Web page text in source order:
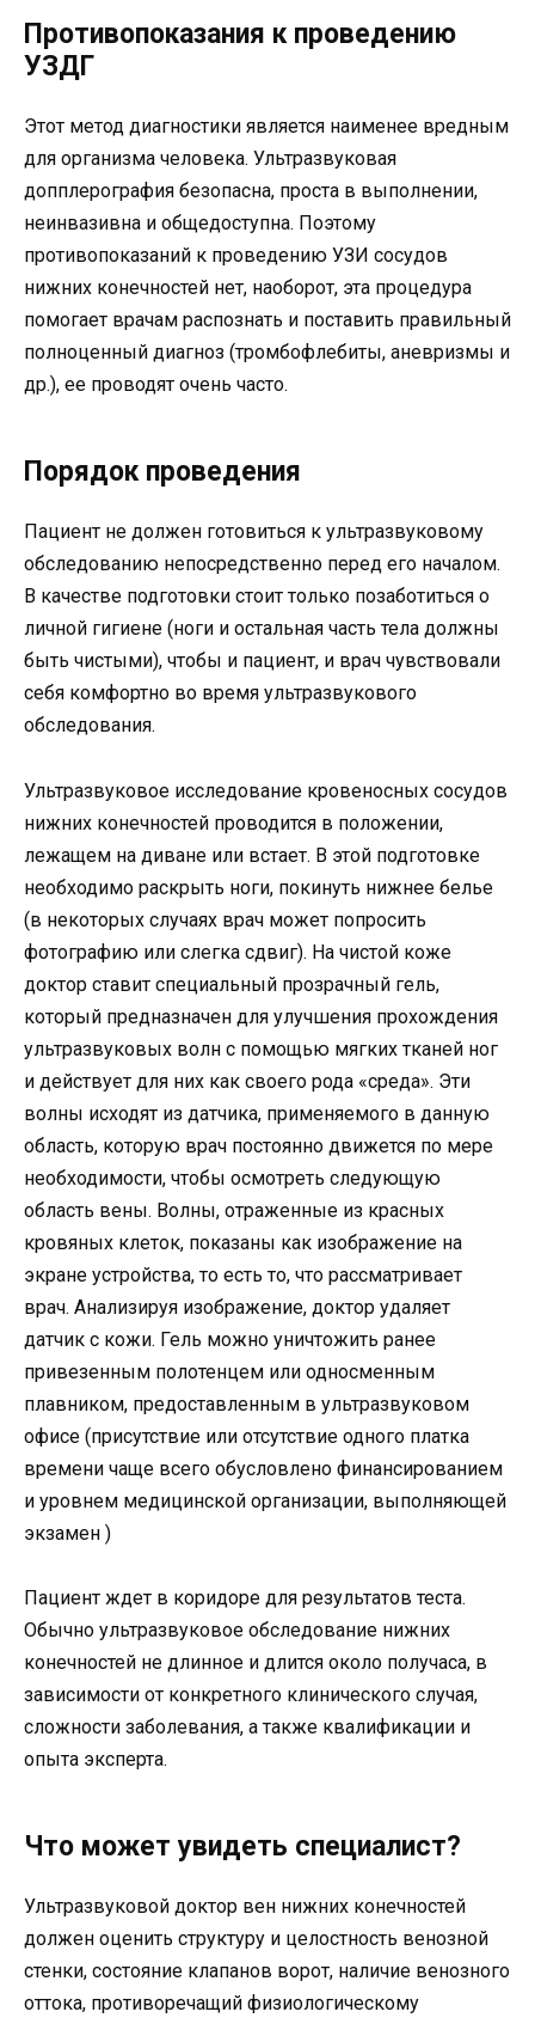
Противопоказания к проведению
УЗДГ
Этот метод диагностики является наименее вредным
для организма человека. Ультразвуковая
допплерография безопасна, проста в выполнении,
неинвазивна и общедоступна. Поэтому
противопоказаний к проведению УЗИ сосудов
нижних конечностей нет, наоборот, эта процедура
помогает врачам распознать и поставить правильный
полноценный диагноз (тромбофлебиты, аневризмы и
др.), ее проводят очень часто.
Порядок проведения
Пациент не должен готовиться к ультразвуковому
обследованию непосредственно перед его началом.
В качестве подготовки стоит только позаботиться о
личной гигиене (ноги и остальная часть тела должны
быть чистыми), чтобы и пациент, и врач чувствовали
себя комфортно во время ультразвукового
обследования.
Ультразвуковое исследование кровеносных сосудов
нижних конечностей проводится в положении,
лежащем на диване или встает. В этой подготовке
необходимо раскрыть ноги, покинуть нижнее белье
(в некоторых случаях врач может попросить
фотографию или слегка сдвиг). На чистой коже
доктор ставит специальный прозрачный гель,
который предназначен для улучшения прохождения
ультразвуковых волн с помощью мягких тканей ног
и действует для них как своего рода «среда». Эти
волны исходят из датчика, применяемого в данную
область, которую врач постоянно движется по мере
необходимости, чтобы осмотреть следующую
область вены. Волны, отраженные из красных
кровяных клеток, показаны как изображение на
экране устройства, то есть то, что рассматривает
врач. Анализируя изображение, доктор удаляет
датчик с кожи. Гель можно уничтожить ранее
привезенным полотенцем или односменным
плавником, предоставленным в ультразвуковом
офисе (присутствие или отсутствие одного платка
времени чаще всего обусловлено финансированием
и уровнем медицинской организации, выполняющей
экзамен )
Пациент ждет в коридоре для результатов теста.
Обычно ультразвуковое обследование нижних
конечностей не длинное и длится около получаса, в
зависимости от конкретного клинического случая,
сложности заболевания, а также квалификации и
опыта эксперта.
Что может увидеть специалист?
Ультразвуковой доктор вен нижних конечностей
должен оценить структуру и целостность венозной
стенки, состояние клапанов ворот, наличие венозного
оттока, противоречащий физиологическому